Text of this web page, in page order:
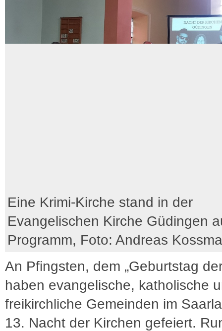
Eine Krimi-Kirche stand in der
Evangelischen Kirche Güdingen
Programm, Foto: Andreas
An Pfingsten, dem „Geburtstag
haben evangelische, katholische
freikirchliche Gemeinden im
13. Nacht der Kirchen gefeiert.